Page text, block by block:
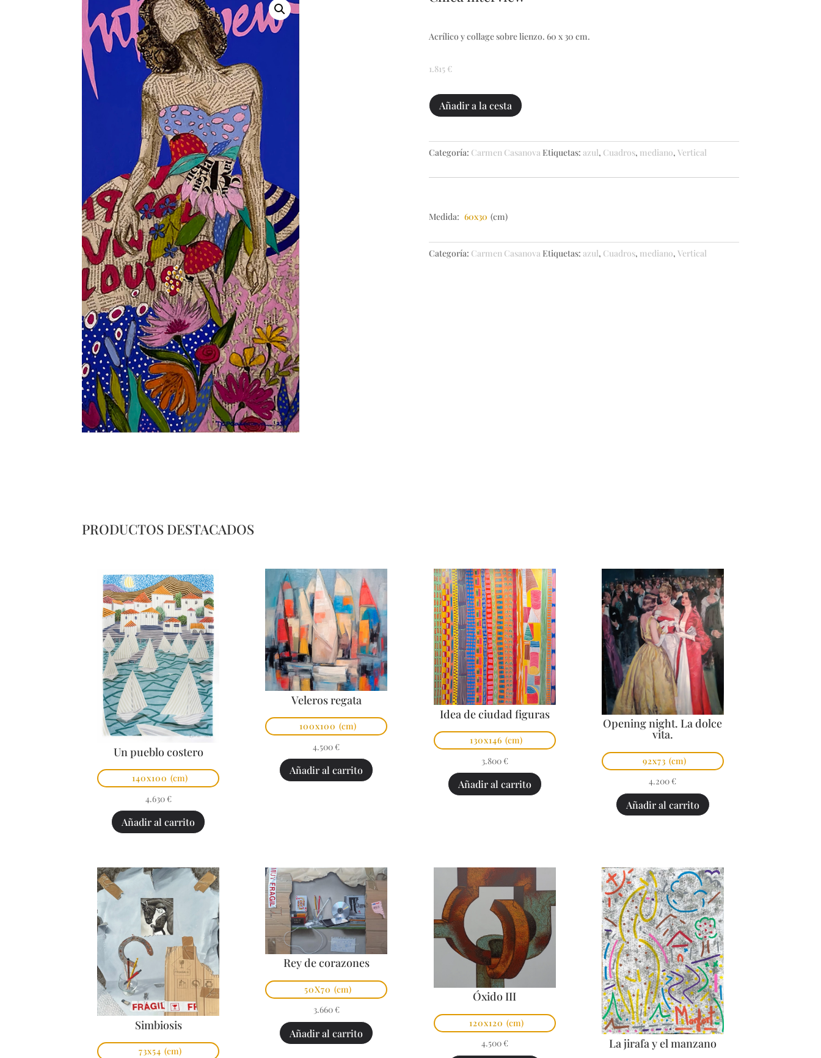
Acrílico y collage sobre lienzo. 60 x 30 cm.
1.815 €
Chica
interview
Añadir a la cesta
Categoría: Carmen Casanova Etiquetas: azul, Cuadros, mediano, Vertical
Medida: 60x30 (cm)
Categoría: Carmen Casanova Etiquetas: azul, Cuadros, mediano, Vertical
PRODUCTOS DESTACADOS
Un pueblo costero
140x100 (cm)
4.630 €
Añadir al carrito
Veleros regata
100x100 (cm)
4.500 €
Añadir al carrito
Idea de ciudad figuras
130x146 (cm)
3.800 €
Añadir al carrito
Opening night. La dolce
vita.
92x73 (cm)
4.200 €
Añadir al carrito
Simbiosis
73x54 (cm)
Rey de corazones
50X70 (cm)
3.660 €
Añadir al carrito
Óxido III
120x120 (cm)
4.500 € La jirafa y el manzano